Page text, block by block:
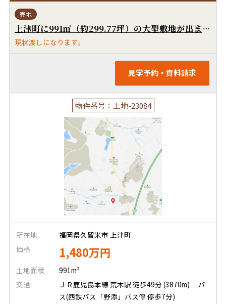
売地
上津町に991㎡（約299.77坪）の大型敷地が出ました！分譲地、アパート用地にいかがでしょうか！国道3号線にもすぐ出られます！広川ICもすぐ近くです！
現状渡しになります。
見学予約・資料請求
物件番号：土地-23084
所在地
福岡県久留米市 上津町
価格
1,480万円
土地面積
991m²
交通
ＪＲ鹿児島本線 荒木駅 徒歩49分 (3870m)
バ
ス(西鉄バス「野添」バス停 停歩7分)